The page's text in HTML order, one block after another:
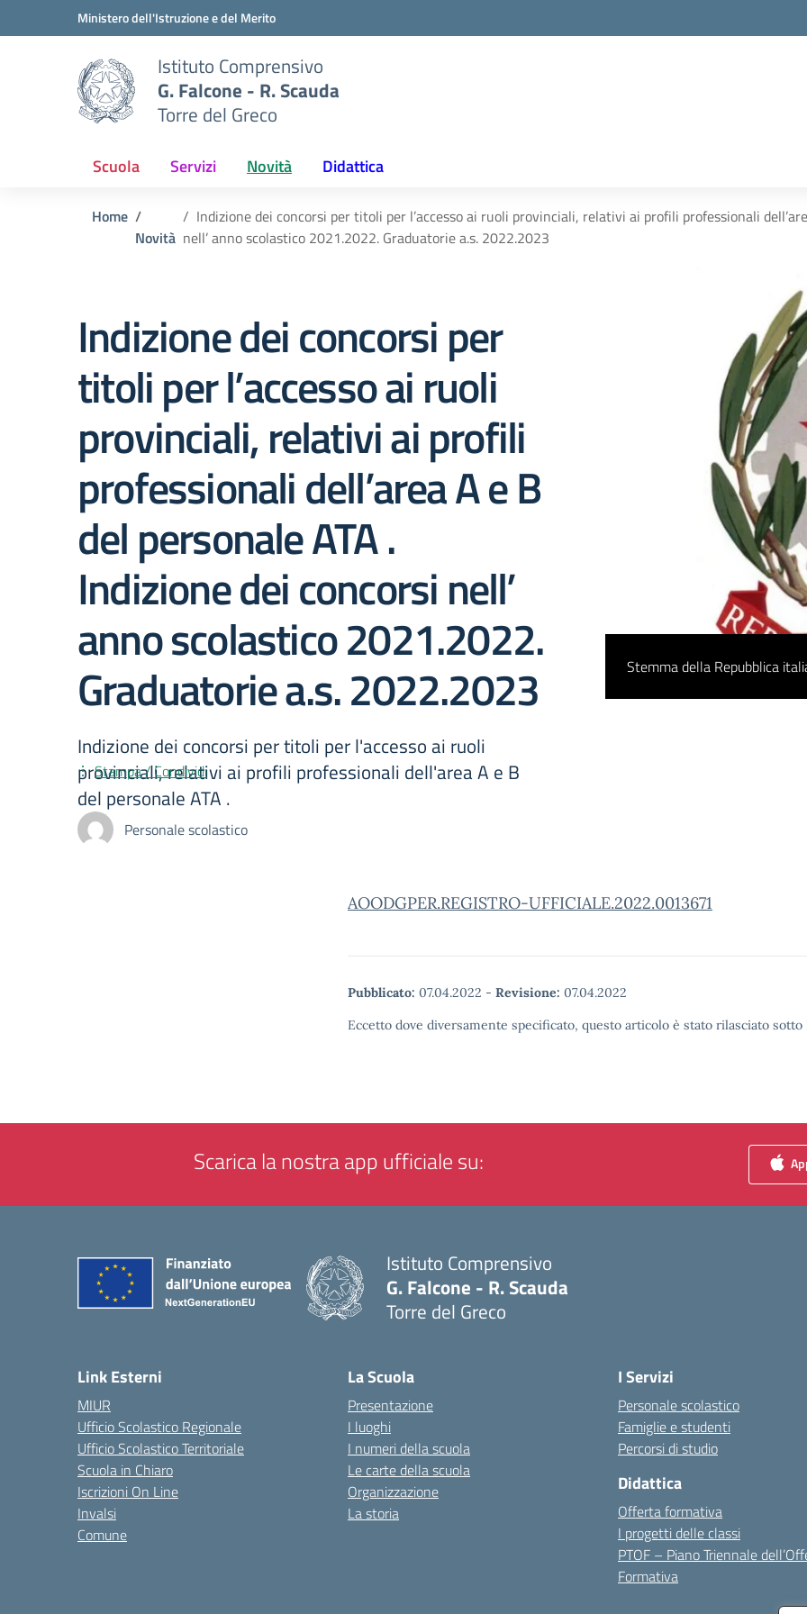
Vai ai contenuti
Vai al menu di navigazioneMinistero dell'Istruzione e del Merito
Istituto Comprensivo
G. Falcone - R. Scauda
Torre del Greco
Scuola Servizi Novità Didattica
Home
Novità
Indizione dei concorsi per titoli per l’accesso ai ruoli provinciali, relativi ai profili professionali
nell’ anno scolastico 2021.2022. Graduatorie a.s. 2022.2023
Stemma della Repubblica
Indizione dei concorsi per
titoli per l’accesso ai ruoli
provinciali, relativi ai profili
professionali dell’area A e B
del personale ATA .
Indizione dei concorsi nell’
anno scolastico 2021.2022.
Graduatorie a.s. 2022.2023
Indizione dei concorsi per titoli per l'accesso ai ruoli
provinciali, relativi ai profili professionali dell'area A e B
del personale ATA .
Personale scolastico
AOODGPER.REGISTRO-UFFICIALE.2022.0013671
Pubblicato: 07.04.2022 - Revisione: 07.04.2022
Eccetto dove diversamente specificato, questo articolo è stato rilasciato
Stampa / Condividi
Scarica la nostra app ufficiale su:
Istituto Comprensivo
G. Falcone - R. Scauda
Torre del Greco
Link Esterni
MIUR
Ufficio Scolastico Regionale
Ufficio Scolastico Territoriale
Scuola in Chiaro
Iscrizioni On Line
Invalsi
Comune
La Scuola
Presentazione
I luoghi
I numeri della scuola
Le carte della scuola
Organizzazione
La storia
I Servizi
Personale scolastico
Famiglie e studenti
Percorsi di studio
Didattica
Offerta formativa
I progetti delle classi
PTOF – Piano Triennale
Formativa